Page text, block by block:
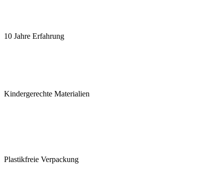
10 Jahre Erfahrung
Kindergerechte Materialien
Plastikfreie Verpackung